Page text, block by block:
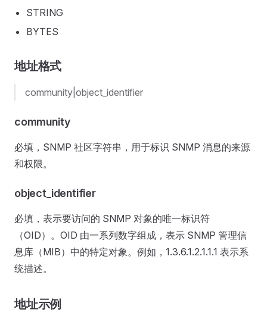
STRING
BYTES
地址格式
community|object_identifier
community
必填，SNMP 社区字符串，用于标识 SNMP 消息的来源
和权限。
object_identifier
必填，表示要访问的 SNMP 对象的唯一标识符
（OID）。OID 由一系列数字组成，表示 SNMP 管理信
息库（MIB）中的特定对象。例如，1.3.6.1.2.1.1.1 表示系
统描述。
地址示例